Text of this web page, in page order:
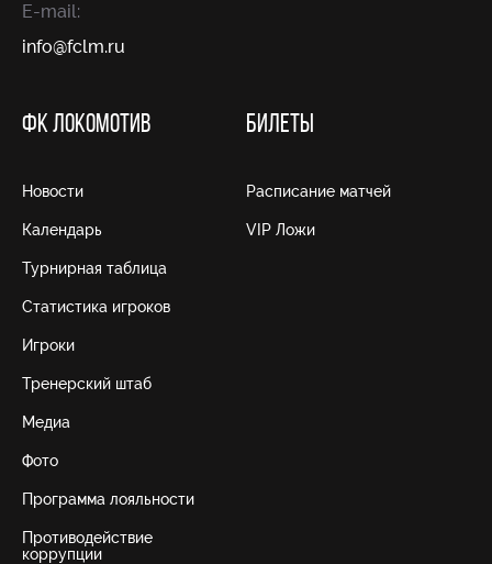
E-mail:
info@fсlm.ru
ФК ЛОКОМОТИВ
Новости
Календарь
Турнирная таблица
Статистика игроков
Игроки
Тренерский штаб
Медиа
Фото
Программа лояльности
Противодействие
коррупции
БИЛЕТЫ
Расписание матчей
VIP Ложи